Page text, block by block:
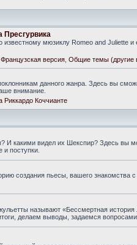
Пресгурвика
мюзиклу Romeo and Juliette и
Французская версия Общие темы (другие
данного жанра. Здесь вы
внимание.
Риккардо Коччианте
И какими видел их Шекспир? Здесь вы
и поступки.
создания пьесы, вашего знакомства
называют «Бессмертная
делаем выводы, задаемся